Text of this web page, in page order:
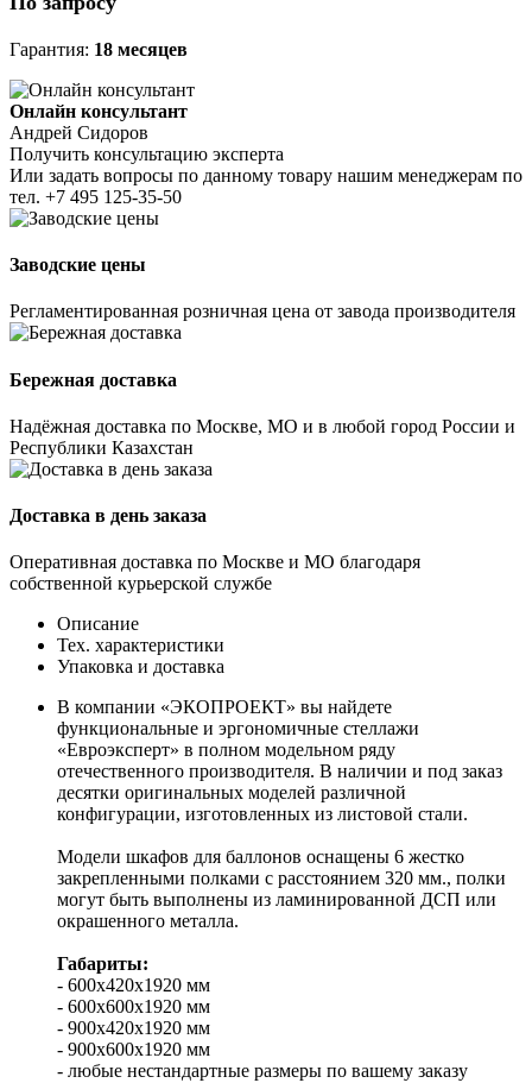
Гарантия: 18 месяцев
Онлайн консультант
Андрей Сидоров
Получить консультацию эксперта
Или задать вопросы по данному товару нашим менеджерам по
тел. +7 495 125-35-50
Заводские цены
Регламентированная розничная цена от завода производителя
Бережная доставка
Надёжная доставка по Москве, МО и в любой город России и
Республики Казахстан
Доставка в день заказа
Оперативная доставка по Москве и МО благодаря
собственной курьерской службе
Описание
Тех. характеристики
Упаковка и доставка
В компании «ЭКОПРОЕКТ» вы найдете
функциональные и эргономичные стеллажи
«Евроэксперт» в полном модельном ряду
отечественного производителя. В наличии и под заказ
десятки оригинальных моделей различной
конфигурации, изготовленных из листовой стали.
Модели шкафов для баллонов оснащены 6 жестко
закрепленными полками с расстоянием 320 мм., полки
могут быть выполнены из ламинированной ДСП или
окрашенного металла.
Габариты:
- 600х420х1920 мм
- 600х600х1920 мм
- 900х420х1920 мм
- 900х600х1920 мм
- любые нестандартные размеры по вашему заказу